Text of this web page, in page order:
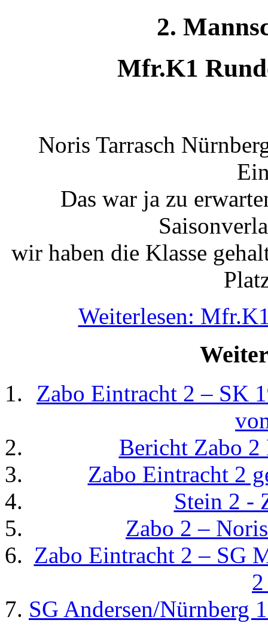
2.
Mfr.K1
Noris Tarrasch
Das war ja zu
wir haben die Klasse
Weiterlesen:
Zabo Eintracht 2 – SK
Bericht Zabo 2
Zabo Eintracht 2
Stein 2 -
Zabo 2 –
Zabo Eintracht 2 – SG
SG Andersen/Nürnberg